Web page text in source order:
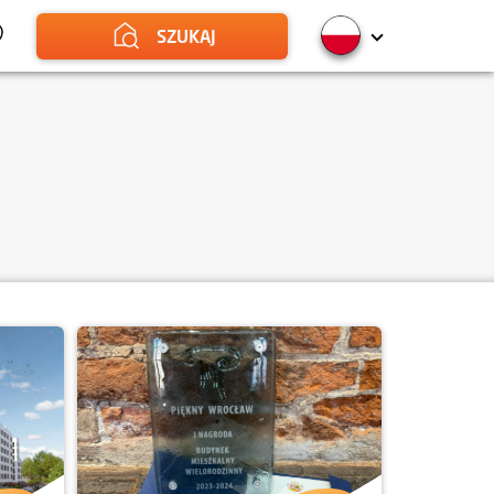
SZUKAJ